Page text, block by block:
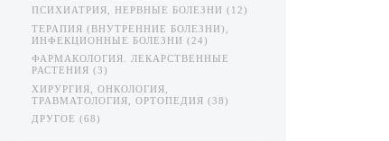
ПСИХИАТРИЯ, НЕРВНЫЕ БОЛЕЗНИ (12)
ТЕРАПИЯ (ВНУТРЕННИЕ БОЛЕЗНИ),
ИНФЕКЦИОННЫЕ БОЛЕЗНИ (24)
ФАРМАКОЛОГИЯ. ЛЕКАРСТВЕННЫЕ
РАСТЕНИЯ (3)
ХИРУРГИЯ, ОНКОЛОГИЯ,
ТРАВМАТОЛОГИЯ, ОРТОПЕДИЯ (38)
ДРУГОЕ (68)